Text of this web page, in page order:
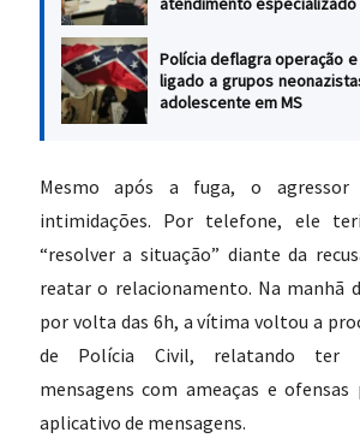
Polícia deflagra operação
ligado a grupos
adolescente em MS
Mesmo após a fuga, o agressor
intimidações. Por telefone, ele
“resolver a situação” diante da
reatar o relacionamento. Na manhã
por volta das 6h, a vítima voltou a
de Polícia Civil, relatando ter
mensagens com ameaças e
aplicativo de mensagens.